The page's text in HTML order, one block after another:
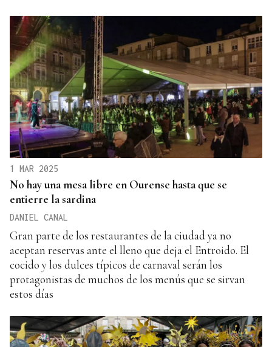
1 MAR 2025
No hay una mesa libre en Ourense hasta que se
entierre la sardina
DANIEL CANAL
Gran parte de los restaurantes de la ciudad ya no
aceptan reservas ante el lleno que deja el Entroido. El
cocido y los dulces típicos de carnaval serán los
protagonistas de muchos de los menús que se sirvan
estos días